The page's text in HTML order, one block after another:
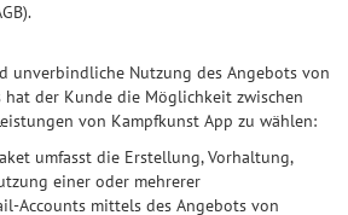
unverbindliche Nutzung des Angebots von
hat der Kunde die Möglichkeit zwischen
von Kampfkunst App zu wählen:
umfasst die Erstellung, Vorhaltung,
einer oder mehrerer
Accounts mittels des Angebots von